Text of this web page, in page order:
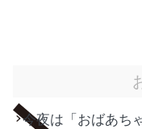
今夜は「おばあち